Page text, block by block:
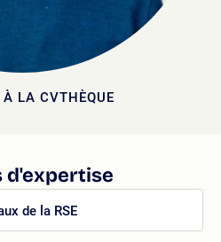
À LA CVTHÈQUE
d'expertise
de la RSE